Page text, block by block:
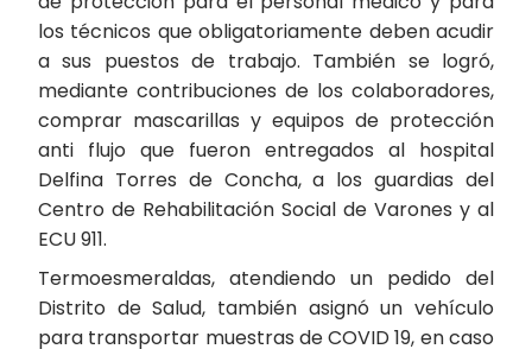
los técnicos que obligatoriamente deben acudir
a sus puestos de trabajo. También se logró,
mediante contribuciones de los colaboradores,
comprar mascarillas y equipos de protección
anti flujo que fueron entregados al hospital
Delfina Torres de Concha, a los guardias del
Centro de Rehabilitación Social de Varones y al
ECU 911.
Termoesmeraldas, atendiendo un pedido del
Distrito de Salud, también asignó un vehículo
para transportar muestras de COVID 19, en caso